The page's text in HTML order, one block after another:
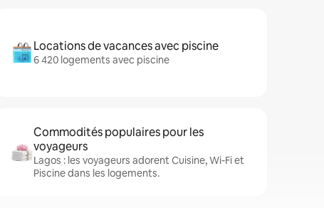
Locations de vacances avec piscine
6 420 logements avec piscine
Commodités populaires pour les
voyageurs
Lagos : les voyageurs adorent Cuisine, Wi-Fi et
Piscine dans les logements.